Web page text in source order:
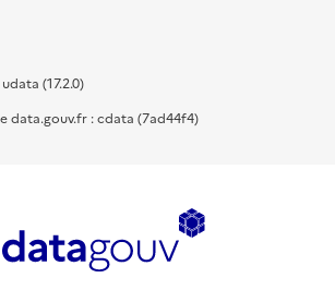
(17.2.0)
data.gouv.fr : cdata (7ad44f4)